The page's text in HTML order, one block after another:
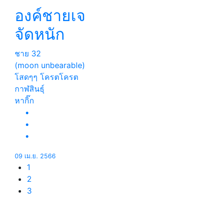
องค์ชายเจ
จัดหนัก
ชาย 32
(moon unbearable)
โสดๆๆ โครตโครต
กาฬสินธุ์
หากิ๊ก
09 เม.ย. 2566
1
2
3